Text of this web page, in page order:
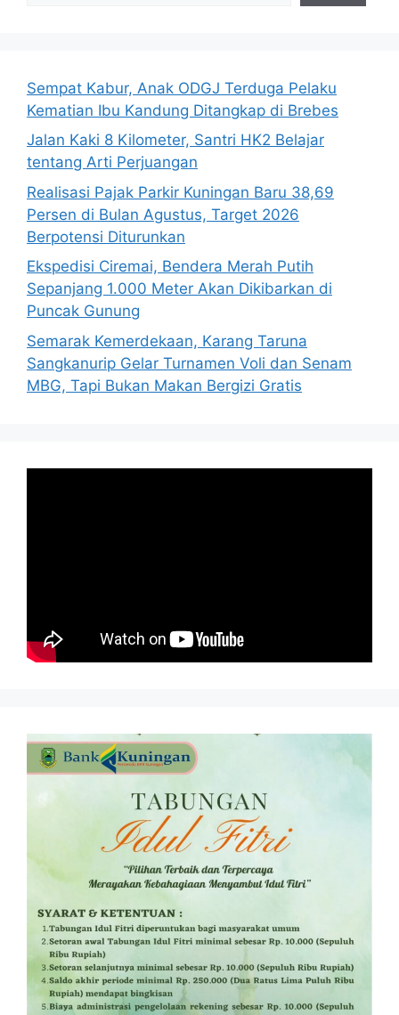
Sempat Kabur, Anak ODGJ Terduga Pelaku
Kematian Ibu Kandung Ditangkap di Brebes
Jalan Kaki 8 Kilometer, Santri HK2 Belajar
tentang Arti Perjuangan
Realisasi Pajak Parkir Kuningan Baru 38,69
Persen di Bulan Agustus, Target 2026
Berpotensi Diturunkan
Ekspedisi Ciremai, Bendera Merah Putih
Sepanjang 1.000 Meter Akan Dikibarkan di
Puncak Gunung
Semarak Kemerdekaan, Karang Taruna
Sangkanurip Gelar Turnamen Voli dan Senam
MBG, Tapi Bukan Makan Bergizi Gratis